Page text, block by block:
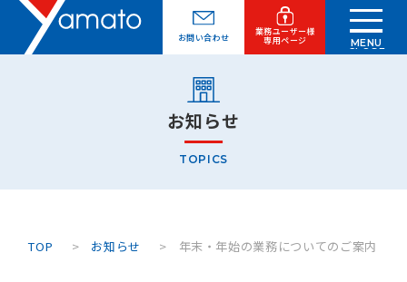
お問い合わせ
業務ユーザー様
専用ページ MENU
CLOSE
お知らせ
TOPICS
TOP お知らせ 年末・年始の業務についてのご案内